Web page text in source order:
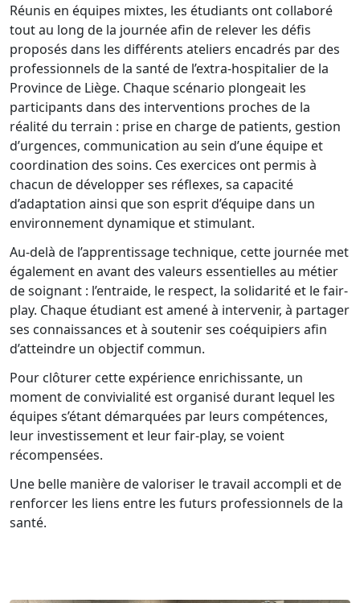
Réunis en équipes mixtes, les étudiants ont collaboré
tout au long de la journée afin de relever les défis
proposés dans les différents ateliers encadrés par des
professionnels de la santé de l’extra-hospitalier de la
Province de Liège. Chaque scénario plongeait les
participants dans des interventions proches de la
réalité du terrain : prise en charge de patients, gestion
d’urgences, communication au sein d’une équipe et
coordination des soins. Ces exercices ont permis à
chacun de développer ses réflexes, sa capacité
d’adaptation ainsi que son esprit d’équipe dans un
environnement dynamique et stimulant.
Au-delà de l’apprentissage technique, cette journée met
également en avant des valeurs essentielles au métier
de soignant : l’entraide, le respect, la solidarité et le fair-
play. Chaque étudiant est amené à intervenir, à partager
ses connaissances et à soutenir ses coéquipiers afin
d’atteindre un objectif commun.
Pour clôturer cette expérience enrichissante, un
moment de convivialité est organisé durant lequel les
équipes s’étant démarquées par leurs compétences,
leur investissement et leur fair-play, se voient
récompensées.
Une belle manière de valoriser le travail accompli et de
renforcer les liens entre les futurs professionnels de la
santé.